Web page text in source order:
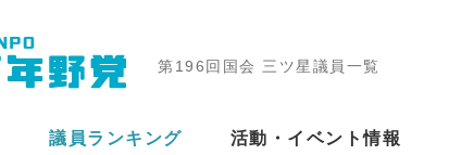
第196回国会 三ツ星議員一覧
議員ランキング 活動・イベント情報